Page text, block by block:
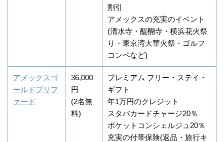
割引
アメックスの充実のイベント
(清水寺・醍醐寺・横浜花火祭
り・東京湾大華火祭・ゴルフ
コンペなど)
アメックスゴ
ールドプリフ
ァード
36,000
円
(2名無
料)
プレミアム フリー・ステイ・
ギフト
年1万円のクレジット
スタバカードチャージ20％
ポケットコンシェルジュ20％
充実の付帯保険(返品・旅行キ